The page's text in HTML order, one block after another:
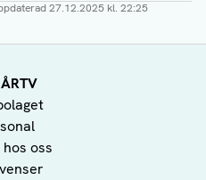
27.12.2025 kl. 22:25
oss